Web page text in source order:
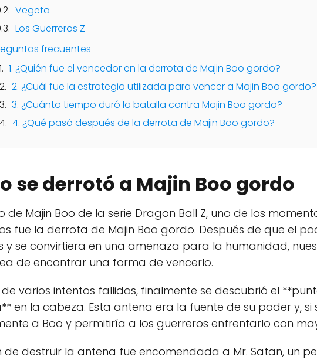
Vegeta
Los Guerreros Z
frecuentes
1. ¿Quién fue el vencedor en la derrota de Majin Boo gordo?
2. ¿Cuál fue la estrategia utilizada para vencer a Majin Boo gordo?
3. ¿Cuánto tiempo duró la batalla contra Majin Boo gordo?
4. ¿Qué pasó después de la derrota de Majin Boo gordo?
se derrotó a Majin Boo gordo
de Majin Boo de la serie Dragon Ball Z, uno de los
fue la derrota de Majin Boo gordo. Después de que el
y se convirtiera en una amenaza para la humanidad,
de encontrar una forma de vencerlo.
de varios intentos fallidos, finalmente se descubrió el
en la cabeza. Esta antena era la fuente de su poder y,
a Boo y permitiría a los guerreros enfrentarlo con
de destruir la antena fue encomendada a Mr. Satan, un